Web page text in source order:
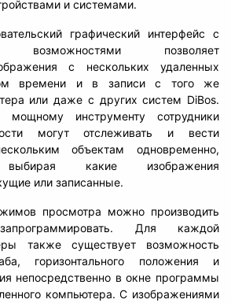
и системами.
графический интерфейс с
возможностями позволяет
с нескольких удаленных
времени и в записи с того же
или даже с других систем DiBos.
мощному инструменту сотрудники
могут отслеживать и вести
объектам одновременно,
выбирая какие изображения
или записанные.
просмотра можно производить
Для каждой
также существует возможность
горизонтального положения и
непосредственно в окне программы
компьютера. С изображениями